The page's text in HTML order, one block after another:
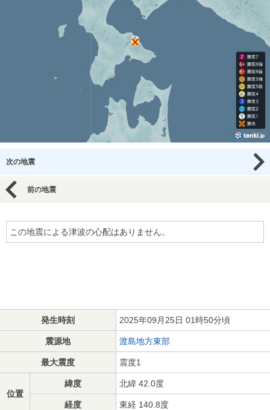
次の地震
前の地震
この地震による津波の心配はありません。
発生時刻 2025年09月25日 01時50分頃
震源地 渡島地方東部
最大震度 震度1
位置
緯度 北緯 42.0度
経度 東経 140.8度